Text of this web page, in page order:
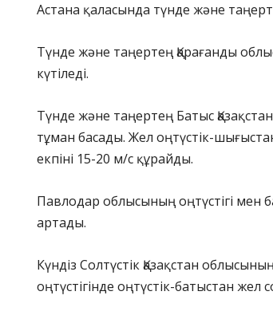
Астана қаласында түнде және
Түнде және таңертең Қарағанды
күтіледі.
Түнде және таңертең Батыс
тұман басады. Жел оңтүстік-
екпіні 15-20 м/с құрайды.
Павлодар облысының оңтүстігі мен
артады.
Күндіз Солтүстік Қазақстан
оңтүстігінде оңтүстік-батыстан жел